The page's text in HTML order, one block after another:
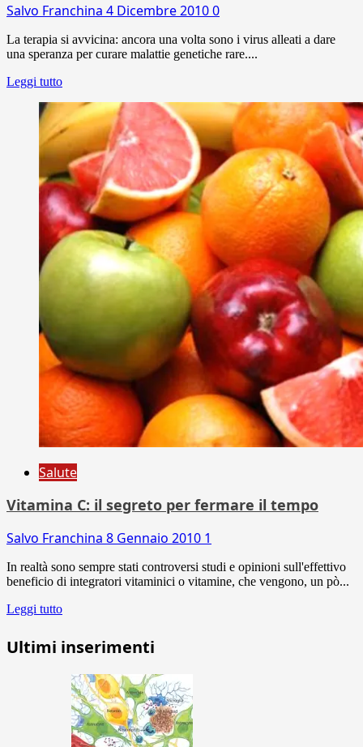
Salvo Franchina 4 Dicembre 20100
La terapia si avvicina: ancora una volta sono i virus alleati a dare
una speranza per curare malattie genetiche rare....
Leggi tutto
Salute
Vitamina C: il segreto per fermare il tempo
Salvo Franchina 8 Gennaio 2010 1
In realtà sono sempre stati controversi studi e opinioni sull'effettivo
beneficio di integratori vitaminici o vitamine, che vengono, un pò...
Leggi tutto
Ultimi inserimenti